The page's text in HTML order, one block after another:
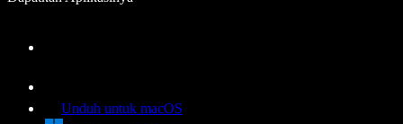
Unduh untuk macOS